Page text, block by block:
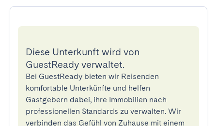
Diese Unterkunft wird von
GuestReady verwaltet.
Bei GuestReady bieten wir Reisenden
komfortable Unterkünfte und helfen
Gastgebern dabei, ihre Immobilien nach
professionellen Standards zu verwalten. Wir
verbinden das Gefühl von Zuhause mit einem